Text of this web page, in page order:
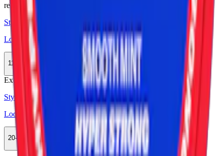
relaterade produkter
Styrka Normal · Slim
Loop Blueberry Ice Strong
11-pack 317,90 kr
Köp
Extra Stark
Styrka Extra Stark · Slim
Loop Ice Cool Mint Hyper Strong
20-pack
598 kr
Köp